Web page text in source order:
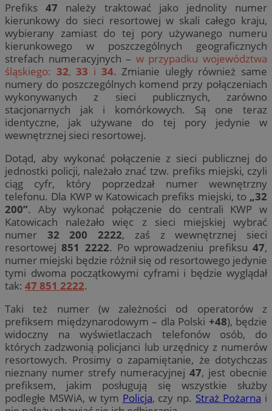
Prefiks47 należy traktować jako jednolity numer
kierunkowy do sieci resortowej w skali całego kraju,
wybierany zamiast do tej pory używanego numeru
kierunkowego w poszczególnych geograficznych
strefach numeracyjnych – w przypadku województwa
śląskiego: 32,33 i 34. Zmianie uległy również same
numery do poszczególnych komend przy połączeniach
wykonywanych z sieci publicznych, zarówno
stacjonarnych jak i komórkowych. Są one teraz
identyczne, jak używane do tej pory jedynie w
wewnętrznej sieci resortowej.
Dotąd, aby wykonać połączenie z sieci publicznej do
jednostki policji, należało znać tzw. prefiks miejski, czyli
ciąg cyfr, który poprzedzał numer wewnętrzny
telefonu. Dla KWP w Katowicach prefiks miejski, to „32
200”. Aby wykonać połączenie do centrali KWP w
Katowicach należało więc z sieci miejskiej wybrać
numer 32 200 2222, zaś z wewnętrznej sieci
resortowej851 2222. Po wprowadzeniu prefiksu47,
numer miejski będzie różnił się od resortowego jedynie
tymi dwoma początkowymi cyframi i będzie wyglądał
tak: 47 851 2222.
Taki też numer (w zależności od operatorów z
prefiksem międzynarodowym – dla Polski +48), będzie
widoczny na wyświetlaczach telefonów osób, do
których zadzwonią policjanci lub urzędnicy z numerów
resortowych. Prosimy o zapamiętanie, że dotychczas
nieznany numer strefy numeracyjnej 47, jest obecnie
prefiksem, jakim posługują się wszystkie służby
podległe MSWiA, w tym Policja, czy np. Straż Pożarna i